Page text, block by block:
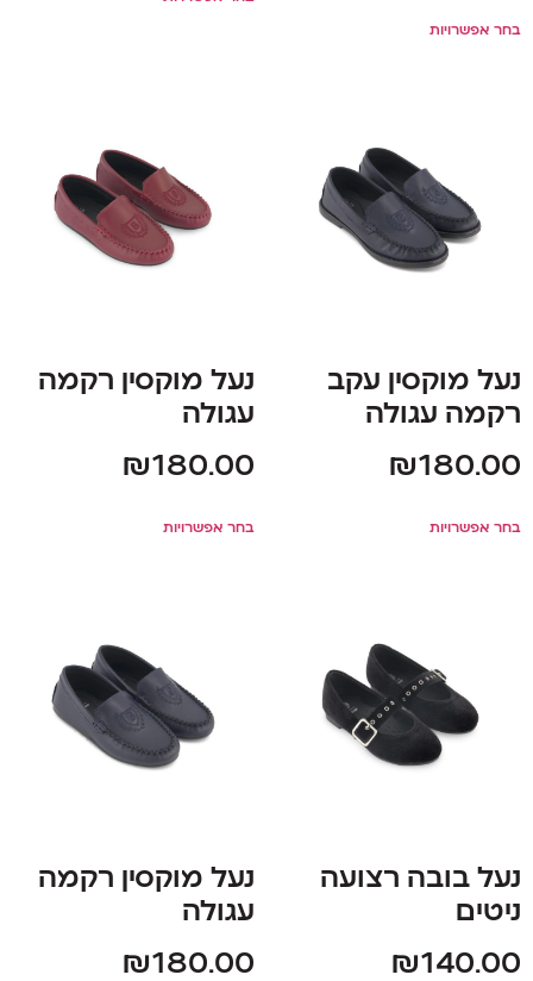
בחר אפשרויות
נעל מוקסין עקב
רקמה עגולה
₪180.00
בחר אפשרויות
נעל מוקסין רקמה
עגולה
₪180.00
בחר אפשרויות
נעל בובה רצועה
ניטים
₪140.00
נעל מוקסין רקמה
עגולה
₪180.00